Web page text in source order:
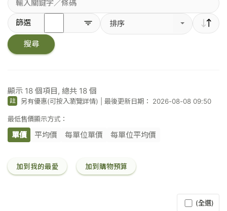
輸
入
關
鍵
字
篩選 排序
搜尋
顯示 18 個項目, 總共 18 個
註 另有優惠(可按入瀏覽詳情) |最後更新日期： 2026-08-08 09:50
最低售價顯示方式：
單價 平均價 每單位單價 每單位平均價
加到我的最愛 加到購物預算
(全選)